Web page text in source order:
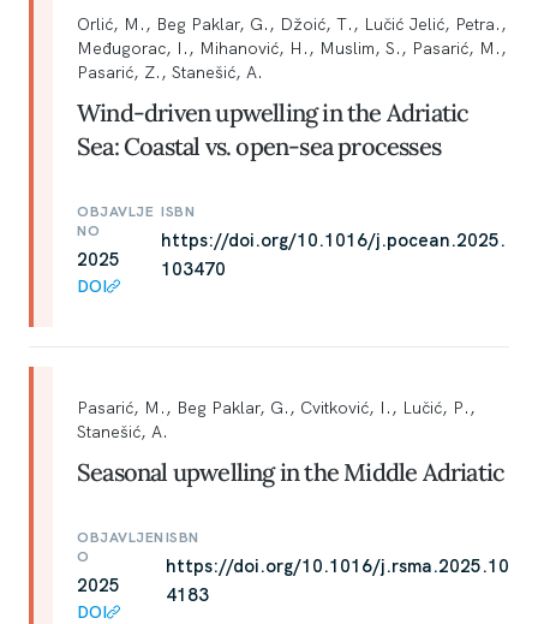
Orlić, M., Beg Paklar, G., Džoić, T., Lučić Jelić, Petra.,
Međugorac, I., Mihanović, H., Muslim, S., Pasarić, M.,
Pasarić, Z., Stanešić, A.
Wind-driven upwelling in the Adriatic
Sea: Coastal vs. open-sea processes
OBJAVLJE
NO
2025
DOI
ISBN
https://doi.org/10.1016/j.pocean.2025.
103470
Pasarić, M., Beg Paklar, G., Cvitković, I., Lučić, P.,
Stanešić, A.
Seasonal upwelling in the Middle Adriatic
OBJAVLJEN
O
2025
DOI
ISBN
https://doi.org/10.1016/j.rsma.2025.10
4183